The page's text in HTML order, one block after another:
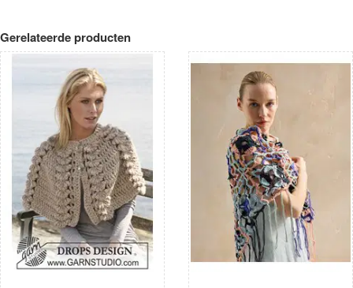
Gerelateerde producten